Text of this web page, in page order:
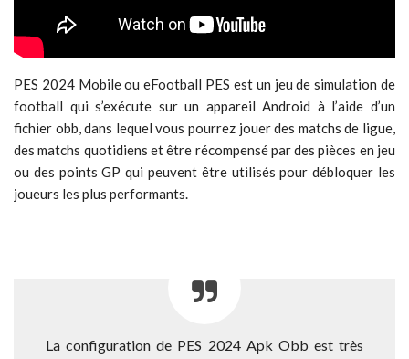
PES 2024 Mobile ou eFootball PES est un jeu de simulation de
football qui s’exécute sur un appareil Android à l’aide d’un
fichier obb, dans lequel vous pourrez jouer des matchs de ligue,
des matchs quotidiens et être récompensé par des pièces en jeu
ou des points GP qui peuvent être utilisés pour débloquer les
joueurs les plus performants.
La configuration de PES 2024 Apk Obb est très